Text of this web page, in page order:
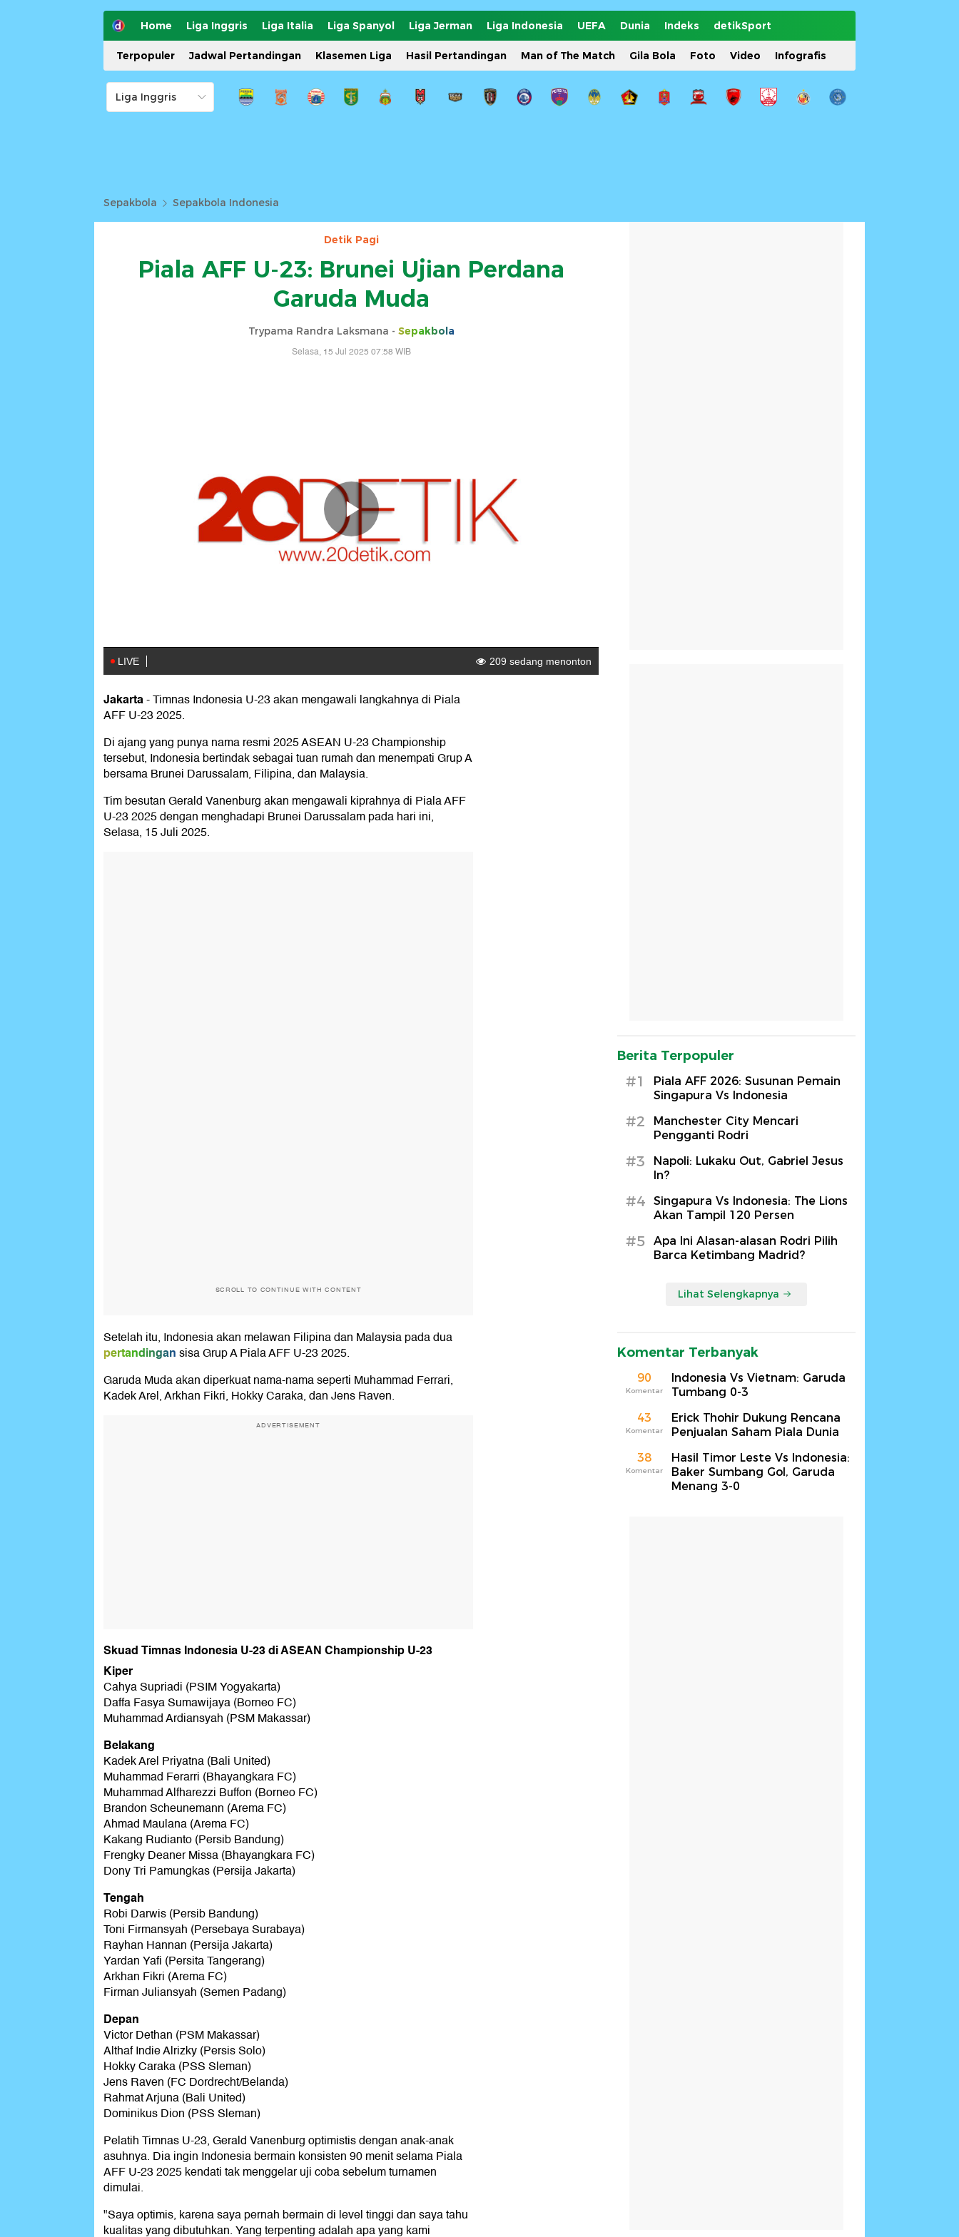
Home Liga Inggris Liga Italia Liga Spanyol Liga Jerman Liga Indonesia UEFA Dunia Indeks detikSport
Terpopuler Jadwal Pertandingan Klasemen Liga Hasil Pertandingan Man of The Match Gila Bola Foto Video Infografis
Sepakbola Sepakbola Indonesia
Detik Pagi
Piala AFF U-23: Brunei Ujian Perdana
Garuda Muda
Trypama Randra Laksmana - Sepakbola
Selasa, 15 Jul 2025 07:58 WIB
Jakarta-Timnas Indonesia U-23 akan mengawali langkahnya di Piala
AFF U-23 2025.
Di ajang yang punya nama resmi 2025 ASEAN U-23 Championship
tersebut, Indonesia bertindak sebagai tuan rumah dan menempati Grup A
bersama Brunei Darussalam, Filipina, dan Malaysia.
Tim besutan Gerald Vanenburg akan mengawali kiprahnya di Piala AFF
U-23 2025 dengan menghadapi Brunei Darussalam pada hari ini,
Selasa, 15 Juli 2025.
SCROLL TO CONTINUE WITH CONTENT
Setelah itu, Indonesia akan melawan Filipina dan Malaysia pada dua
pertandingansisa Grup A Piala AFF U-23 2025.
Garuda Muda akan diperkuat nama-nama seperti Muhammad Ferrari,
Kadek Arel, Arkhan Fikri, Hokky Caraka, dan Jens Raven.
ADVERTISEMENT
Skuad Timnas Indonesia U-23 di ASEAN Championship U-23
Kiper
Cahya Supriadi (PSIM Yogyakarta)
Daffa Fasya Sumawijaya (Borneo FC)
Muhammad Ardiansyah (PSM Makassar)
Belakang
Kadek Arel Priyatna (Bali United)
Muhammad Ferarri (Bhayangkara FC)
Muhammad Alfharezzi Buffon (Borneo FC)
Brandon Scheunemann (Arema FC)
Ahmad Maulana (Arema FC)
Kakang Rudianto (Persib Bandung)
Frengky Deaner Missa (Bhayangkara FC)
Dony Tri Pamungkas (Persija Jakarta)
Tengah
Robi Darwis (Persib Bandung)
Toni Firmansyah (Persebaya Surabaya)
Rayhan Hannan (Persija Jakarta)
Yardan Yafi (Persita Tangerang)
Arkhan Fikri (Arema FC)
Firman Juliansyah (Semen Padang)
Depan
Victor Dethan (PSM Makassar)
Althaf Indie Alrizky (Persis Solo)
Hokky Caraka (PSS Sleman)
Jens Raven (FC Dordrecht/Belanda)
Rahmat Arjuna (Bali United)
Dominikus Dion (PSS Sleman)
Pelatih Timnas U-23, Gerald Vanenburg optimistis dengan anak-anak
asuhnya. Dia ingin Indonesia bermain konsisten 90 menit selama Piala
AFF U-23 2025 kendati tak menggelar uji coba sebelum turnamen
dimulai.
"Saya optimis, karena saya pernah bermain di level tinggi dan saya tahu
kualitas yang dibutuhkan. Yang terpenting adalah apa yang kami
Berita Terpopuler
#1
Piala AFF 2026: Susunan Pemain
Singapura Vs Indonesia
#2
Manchester City Mencari
Pengganti Rodri
#3
Napoli: Lukaku Out, Gabriel Jesus
In?
#4
Singapura Vs Indonesia: The Lions
Akan Tampil 120 Persen
#5
Apa Ini Alasan-alasan Rodri Pilih
Barca Ketimbang Madrid?
Lihat Selengkapnya
Komentar Terbanyak
90
Komentar
Indonesia Vs Vietnam: Garuda
Tumbang 0-3
43
Komentar
Erick Thohir Dukung Rencana
Penjualan Saham Piala Dunia
38
Komentar
Hasil Timor Leste Vs Indonesia:
Baker Sumbang Gol, Garuda
Menang 3-0